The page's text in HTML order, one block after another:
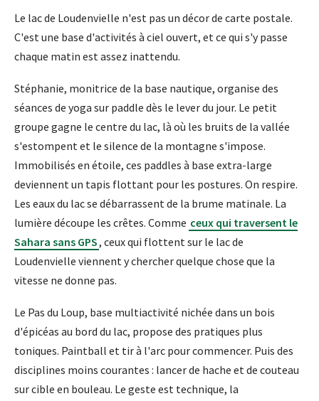
Le lac de Loudenvielle n'est pas un décor de carte postale.
C'est une base d'activités à ciel ouvert, et ce qui s'y passe
chaque matin est assez inattendu.
Stéphanie, monitrice de la base nautique, organise des
séances de yoga sur paddle dès le lever du jour. Le petit
groupe gagne le centre du lac, là où les bruits de la vallée
s'estompent et le silence de la montagne s'impose.
Immobilisés en étoile, ces paddles à base extra-large
deviennent un tapis flottant pour les postures. On respire.
Les eaux du lac se débarrassent de la brume matinale. La
lumière découpe les crêtes. Comme ceux qui traversent le
Sahara sans GPS, ceux qui flottent sur le lac de
Loudenvielle viennent y chercher quelque chose que la
vitesse ne donne pas.
Le Pas du Loup, base multiactivité nichée dans un bois
d'épicéas au bord du lac, propose des pratiques plus
toniques. Paintball et tir à l'arc pour commencer. Puis des
disciplines moins courantes : lancer de hache et de couteau
sur cible en bouleau. Le geste est technique, la